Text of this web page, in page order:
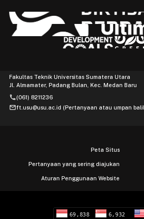
Fakultas Teknik Universitas Sumatera Utara
Jl. Almamater, Padang Bulan, Kec. Medan Baru
phone(061) 8211236
mailft.usu@usu.ac.id (Pertanyaan atau umpan
Peta Situs
Pertanyaan yang sering diajukan
Aturan Penggunaan Website